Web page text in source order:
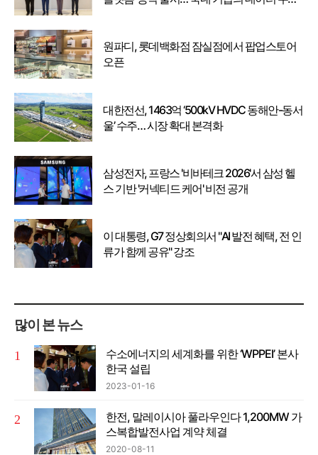
원파디, 롯데백화점 잠실점에서 팝업스토어
오픈
대한전선, 1463억 ‘500kV HVDC 동해안-동서
울’ 수주… 시장 확대 본격화
삼성전자, 프랑스 '비바테크 2026'서 삼성 헬
스 기반 '커넥티드 케어' 비전 공개
이 대통령, G7 정상회의서 "AI 발전 혜택, 전 인
류가 함께 공유" 강조
많이 본 뉴스
수소에너지의 세계화를 위한 ‘WPPEI’ 본사
한국 설립
2023-01-16
한전, 말레이시아 풀라우인다 1,200MW 가
스복합발전사업 계약 체결
2020-08-11